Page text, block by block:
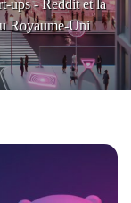
ups - Reddit et la
Royaume-Uni